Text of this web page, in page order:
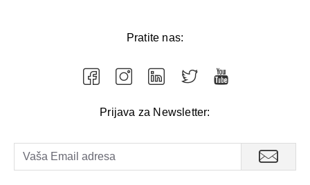
Pratite nas:
Prijava za Newsletter: